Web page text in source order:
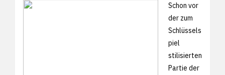
Schon vor
der zum
Schlüssels
piel
stilisierten
Partie der